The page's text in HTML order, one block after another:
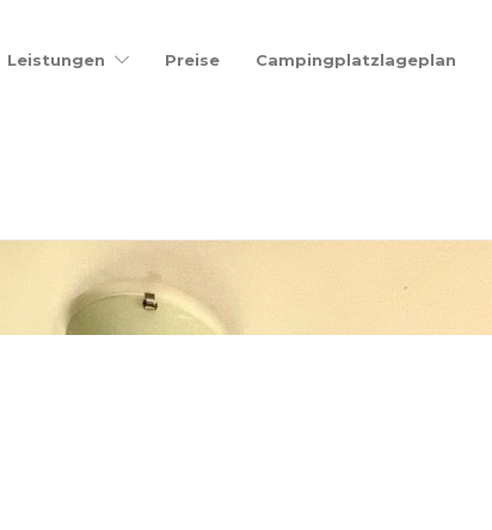
Leistungen Preise Campingplatzlageplan